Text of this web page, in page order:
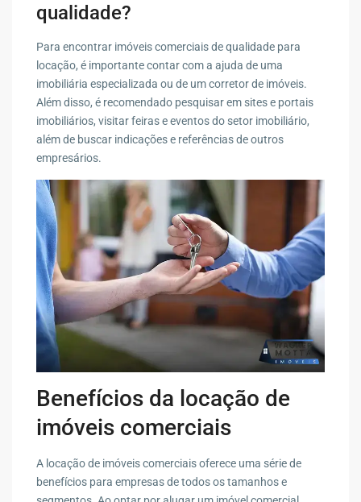
qualidade?
Para encontrar imóveis comerciais de qualidade para
locação, é importante contar com a ajuda de uma
imobiliária especializada ou de um corretor de imóveis.
Além disso, é recomendado pesquisar em sites e portais
imobiliários, visitar feiras e eventos do setor imobiliário,
além de buscar indicações e referências de outros
empresários.
Benefícios da locação de
imóveis comerciais
A locação de imóveis comerciais oferece uma série de
benefícios para empresas de todos os tamanhos e